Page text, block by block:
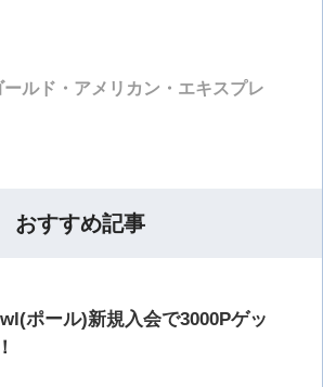
ルド・アメリカン・エキスプレ
おすすめ記事
ポール)新規入会で3000Pゲッ